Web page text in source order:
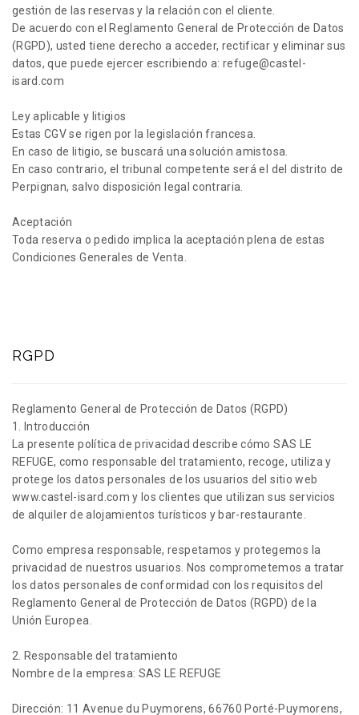
gestión de las reservas y la relación con el cliente.
De acuerdo con el Reglamento General de Protección de Datos
(RGPD), usted tiene derecho a acceder, rectificar y eliminar sus
datos, que puede ejercer escribiendo a: refuge@castel-
isard.com
Ley aplicable y litigios
Estas CGV se rigen por la legislación francesa.
En caso de litigio, se buscará una solución amistosa.
En caso contrario, el tribunal competente será el del distrito de
Perpignan, salvo disposición legal contraria.
Aceptación
Toda reserva o pedido implica la aceptación plena de estas
Condiciones Generales de Venta.
RGPD
Reglamento General de Protección de Datos (RGPD)
1. Introducción
La presente política de privacidad describe cómo SAS LE
REFUGE, como responsable del tratamiento, recoge, utiliza y
protege los datos personales de los usuarios del sitio web
www.castel-isard.com y los clientes que utilizan sus servicios
de alquiler de alojamientos turísticos y bar-restaurante.
Como empresa responsable, respetamos y protegemos la
privacidad de nuestros usuarios. Nos comprometemos a tratar
los datos personales de conformidad con los requisitos del
Reglamento General de Protección de Datos (RGPD) de la
Unión Europea.
2. Responsable del tratamiento
Nombre de la empresa: SAS LE REFUGE
Dirección: 11 Avenue du Puymorens, 66760 Porté-Puymorens,